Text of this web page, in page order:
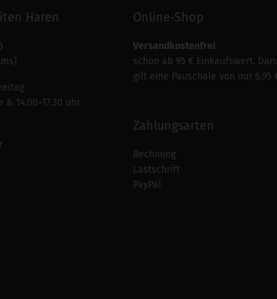
Haren
& 14.00–17.30 uhr
Online-Shop
Versandkostenfrei
schon ab 95 € Einkaufswert.
gilt eine Pauschale von nur 6,95
Zahlungsarten
Rechnung
Lastschrift
PayPal